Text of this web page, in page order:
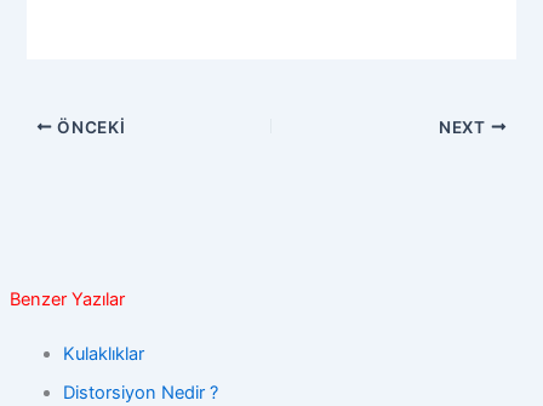
ÖNCEKI NEXT
Benzer Yazılar
Kulaklıklar
Distorsiyon Nedir ?